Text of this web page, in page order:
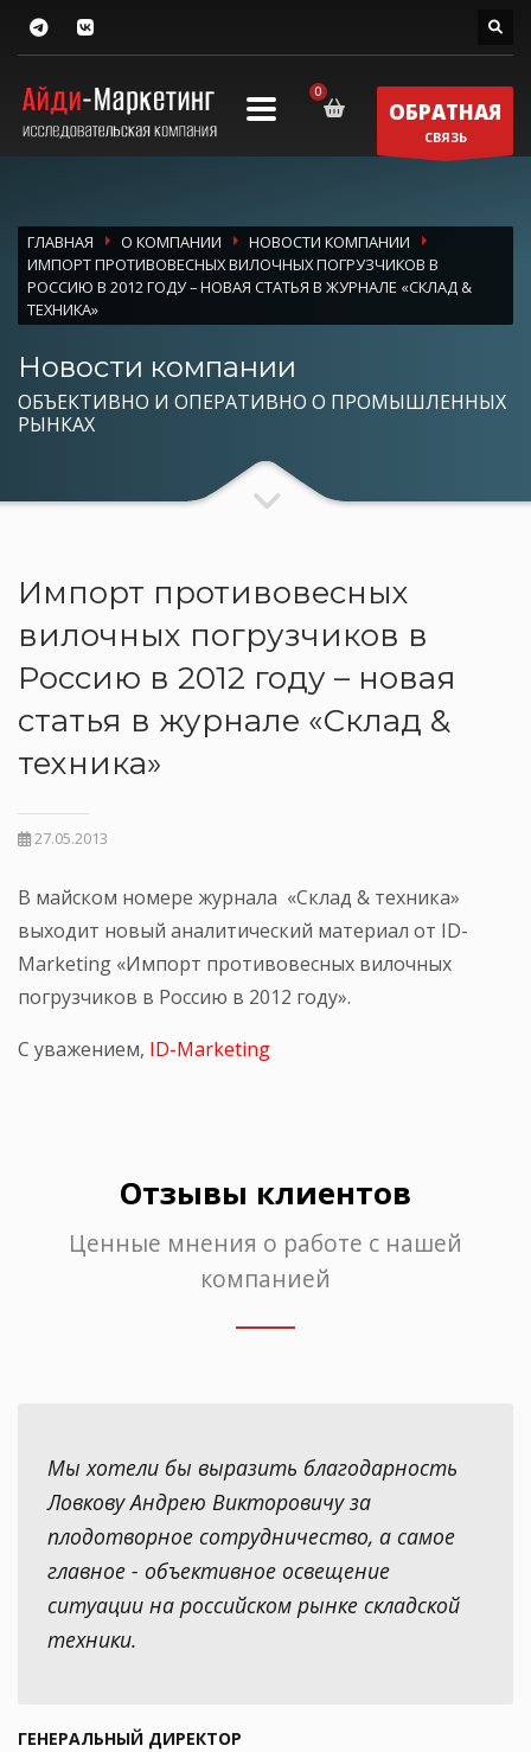
ОБРАТНАЯ
СВЯЗЬ
ГЛАВНАЯ О КОМПАНИИ
НОВОСТИ КОМПАНИИ
ИМПОРТ ПРОТИВОВЕСНЫХ ВИЛОЧНЫХ ПОГРУЗЧИКОВ В
РОССИЮ В 2012 ГОДУ – НОВАЯ СТАТЬЯ В ЖУРНАЛЕ «СКЛАД &
ТЕХНИКА»
Новости компании
ОБЪЕКТИВНО И ОПЕРАТИВНО О ПРОМЫШЛЕННЫХ
РЫНКАХ
Импорт противовесных
вилочных погрузчиков в
Россию в 2012 году – новая
статья в журнале «Склад &
техника»
27.05.2013
В майском номере журнала «Склад & техника»
выходит новый аналитический материал от ID-
Marketing «Импорт противовесных вилочных
погрузчиков в Россию в 2012 году».
С уважением, ID-Marketing
Отзывы клиентов
Ценные мнения о работе с нашей
компанией
Мы хотели бы выразить благодарность
Ловкову Андрею Викторовичу за
плодотворное сотрудничество, а самое
главное - объективное освещение
ситуации на российском рынке складской
техники.
ГЕНЕРАЛЬНЫЙ ДИРЕКТОР